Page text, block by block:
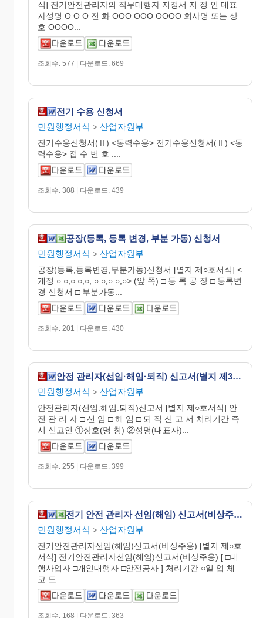
식] 전기안전관리자의 직무대행자 지정서 지 정 인 대표
자성명 O O O 전 화 OOO OOO OOOO 회사명 또는 상
호 OOOO...
조회수: 577 | 다운로드: 669
전기 수용 신청서
민원행정서식 > 산업자원부
전기수용신청서(Ⅱ) <동력수용> 전기수용신청서(Ⅱ) <동
력수용> 접 수 번 호 :...
조회수: 308 | 다운로드: 439
공장(등록, 등록 변경, 부분 가동) 신청서
민원행정서식 > 산업자원부
공장(등록,등록변경,부분가동)신청서 [별지 제○호서식] <
개정 ○ ○;○ ○;○, ○ ○;○ ○;○> (앞 쪽) □ 등 록 공 장 □ 등록변
경 신청서 □ 부분가동...
조회수: 201 | 다운로드: 430
안전 관리자(선임·해임·퇴직) 신고서(별지 제35호 서식)
민원행정서식 > 산업자원부
안전관리자(선임.해임.퇴직)신고서 [별지 제○호서식] 안
전 관 리 자 □ 선 임 □ 해 임 □ 퇴 직 신 고 서 처리기간 즉
시 신고인 ①상호(명 칭) ②성명(대표자)...
조회수: 255 | 다운로드: 399
전기 안전 관리자 선임(해임) 신고서(비상주용)
민원행정서식 > 산업자원부
전기안전관리자선임(해임)신고서(비상주용) [별지 제○호
서식] 전기안전관리자선임(해임)신고서(비상주용) [ □대
행사업자 □개인대행자 □안전공사 ] 처리기간 ○일 업 체
코 드...
조회수: 168 | 다운로드: 363